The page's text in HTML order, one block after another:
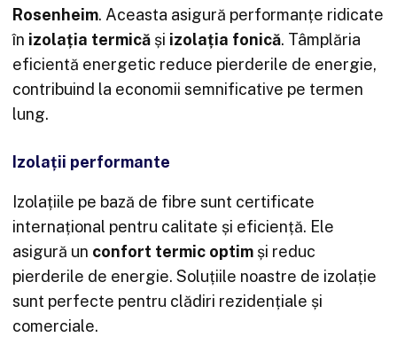
Rosenheim. Aceasta asigură performanțe ridicate
în izolația termicăși izolația fonică. Tâmplăria
eficientă energetic reduce pierderile de energie,
contribuind la economii semnificative pe termen
lung.
Izolații performante
Izolațiile pe bază de fibre sunt certificate
internațional pentru calitate și eficiență. Ele
asigură un confort termic optimși reduc
pierderile de energie. Soluțiile noastre de izolație
sunt perfecte pentru clădiri rezidențiale și
comerciale.